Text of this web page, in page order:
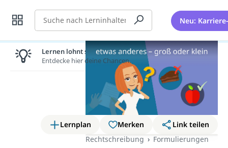
Suche Neu:
Lernplan Merken
Link teilen
Rechtschreibung
Formulierungen
Lernen lohnt sich!
Entdecke hier deine Chancen.